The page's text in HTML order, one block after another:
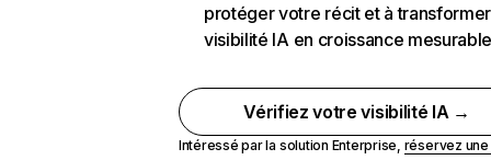
protéger votre récit et à
visibilité IA en croissance
Vérifiez votre visibilité IA →
Intéressé par la solution Enterprise, réservez